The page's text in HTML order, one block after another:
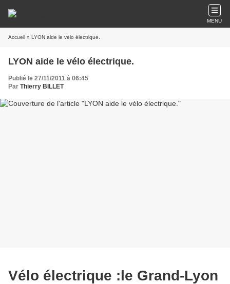
MENU
Accueil » LYON aide le vélo électrique.
LYON aide le vélo électrique.
Publié le 27/11/2011 à 06:45
Par Thierry BILLET
Vélo électrique :le Grand-Lyon